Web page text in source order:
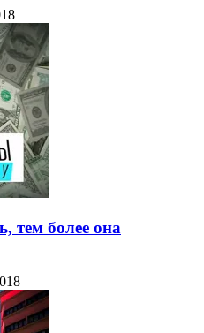
тем более она